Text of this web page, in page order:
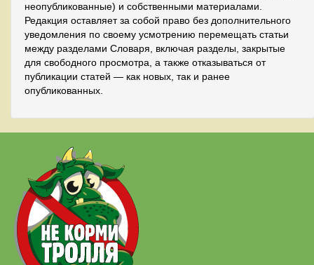
неопубликованные) и собственными материалами.
Редакция оставляет за собой право без дополнительного
уведомления по своему усмотрению перемещать статьи
между разделами Словаря, включая разделы, закрытые
для свободного просмотра, а также отказываться от
публикации статей — как новых, так и ранее
опубликованных.